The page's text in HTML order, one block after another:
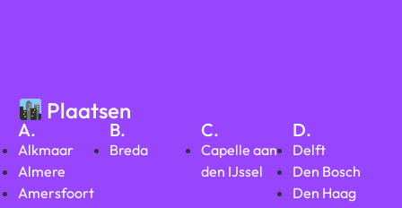
Plaatsen
A.
Alkmaar
Almere
Amersfoort
B.
Breda
C.
Capelle aan
den IJssel
D.
Delft
Den Bosch
Den Haag